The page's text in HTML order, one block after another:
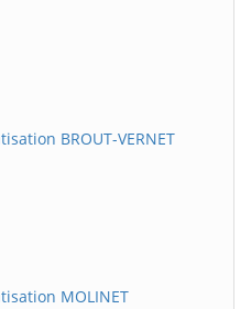
BROUT-VERNET
MOLINET